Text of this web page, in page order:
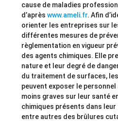
cause de maladies
d’aprèswww.ameli.fr. Afin
orienter les entreprises sur
différentes mesures de
règlementation en vigueur
des agents chimiques. Elle
nature et leur degré de
du traitement de surfaces,
peuvent exposer le
moins graves sur leur santé
chimiques présents dans
entre autres des brûlures